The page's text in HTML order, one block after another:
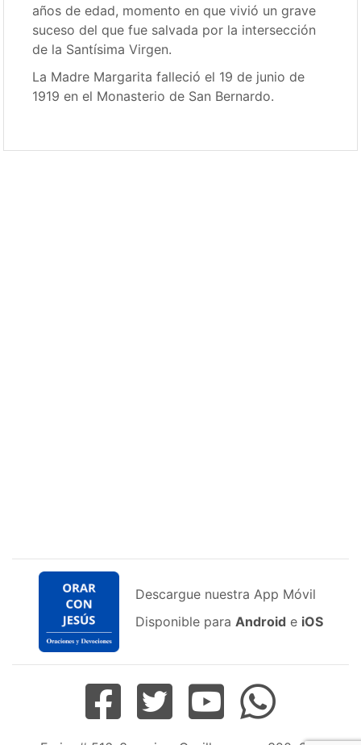
años de edad, momento en que vivió un grave
suceso del que fue salvada por la intersección
de la Santísima Virgen.
La Madre Margarita falleció el 19 de junio de
1919 en el Monasterio de San Bernardo.
Descargue nuestra App Móvil
Disponible para Android e iOS